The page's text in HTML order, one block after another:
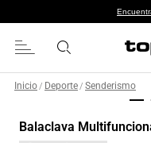
Inicio / Deporte / Senderismo
Balaclava